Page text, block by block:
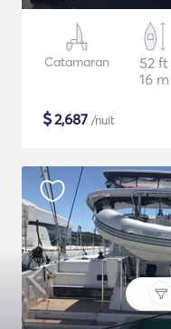
Catamaran
52 ft
16 m
$2,687 /nuit